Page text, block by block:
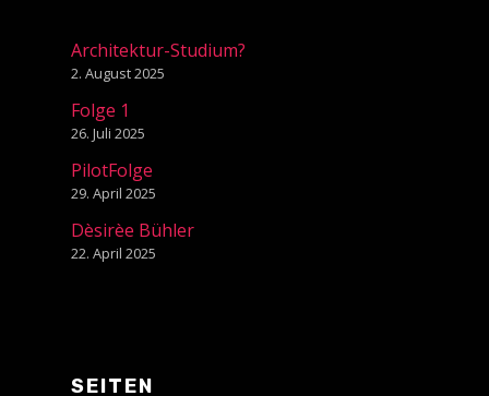
Architektur-Studium?
2. August 2025
Folge 1
26. Juli 2025
PilotFolge
29. April 2025
Dèsirèe Bühler
22. April 2025
SEITEN